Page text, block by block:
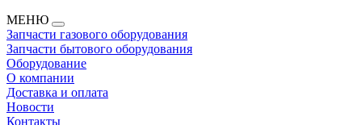
МЕНЮ
Запчасти газового оборудования
Запчасти бытового оборудования
Оборудование
О компании
Доставка и оплата
Новости
Контакты